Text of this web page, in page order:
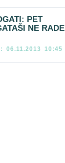
PET
NE RADE
06.11.2013 10:45